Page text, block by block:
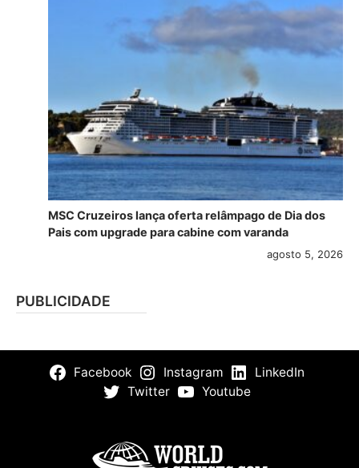
MSC Cruzeiros lança oferta relâmpago de Dia dos
Pais com upgrade para cabine com varanda
agosto 5, 2026
PUBLICIDADE
Facebook Instagram
LinkedIn
Twitter
Youtube